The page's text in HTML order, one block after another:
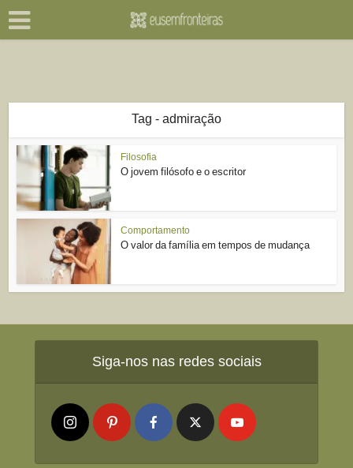
Tag - admiração
Filosofia
O jovem filósofo e o escritor
Comportamento
O valor da família em tempos de mudança
Siga-nos nas redes sociais